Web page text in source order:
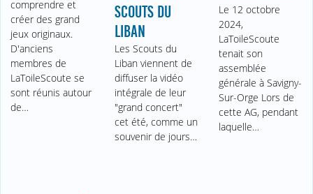
comprendre et
créer des grand
jeux originaux.
D'anciens
membres de
LaToileScoute se
sont réunis autour
de…
SCOUTS DU
LIBAN
Les Scouts du
Liban viennent de
diffuser la vidéo
intégrale de leur
"grand concert"
cet été, comme un
souvenir de jours…
Le 12 octobre
2024,
LaToileScoute
tenait son
assemblée
générale à Savigny-
Sur-Orge Lors de
cette AG, pendant
laquelle…